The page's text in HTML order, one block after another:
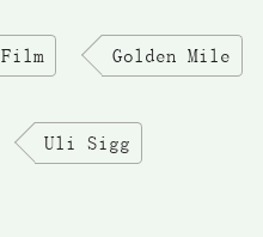
Film Golden Mile
Uli Sigg